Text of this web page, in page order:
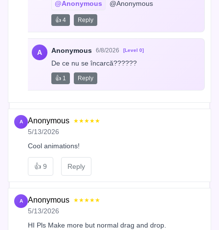
@Anonymous @Anonymous
👍 4 Reply
A Anonymous 6/8/2026 [Level 0]
De ce nu se încarcă??????
👍 1 Reply
A Anonymous ★★★★★
5/13/2026
Cool animations!
👍 9 Reply
A Anonymous ★★★★★
5/13/2026
HI Pls Make more but normal drag and drop.